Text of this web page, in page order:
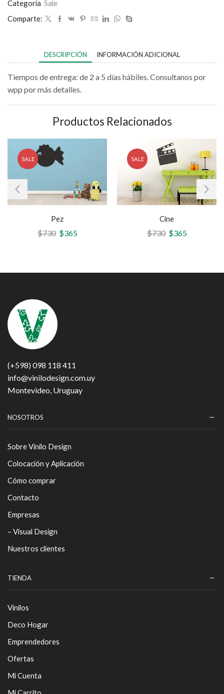
Categoría Sale
Comparte:
DESCRIPCIÓN INFORMACIÓN ADICIONAL
Tiempos de entrega: de 2 a 5 días hábiles. Consultanos por
wpp por más detalles.
Productos Relacionados
SALE
Pez
$730 $365
SALE
Cine
$730 $365
(+598) 098 118 411
info@vinilodesign.com.uy
Montevideo, Uruguay
NOSOTROS
Sobre Vinilo Design
Colocación y Aplicación
Cómo comprar
Contacto
Empresas
– Visual Design
Nuestros clientes
TIENDA
Vinilos
Deco Hogar
Emprendedores
Ofertas
Mi Cuenta